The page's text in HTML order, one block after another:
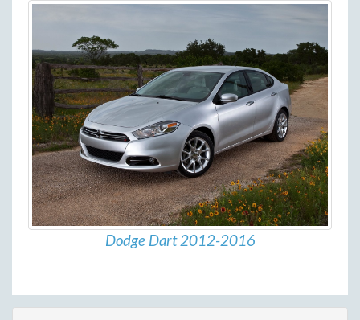
Dodge Dart 2012-2016